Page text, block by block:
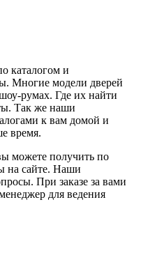
каталогом и
Многие модели дверей
румах. Где их найти
Так же наши
к вам домой и
время.
можете получить по
на сайте. Наши
При заказе за вами
для ведения